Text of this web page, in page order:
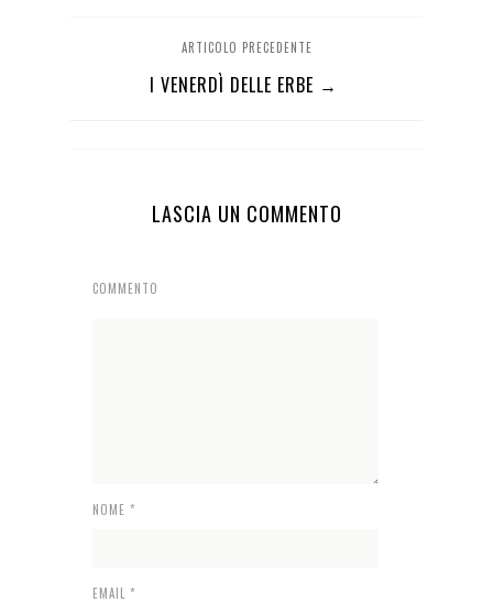
ARTICOLO PRECEDENTE
I VENERDÌ DELLE ERBE →
LASCIA UN COMMENTO
COMMENTO
NOME *
EMAIL *